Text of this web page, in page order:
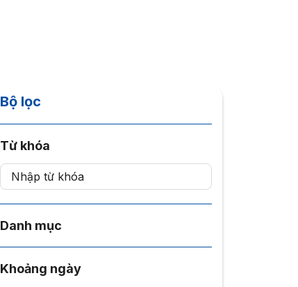
Bộ lọc
Từ khóa
Danh mục
Khoảng ngày